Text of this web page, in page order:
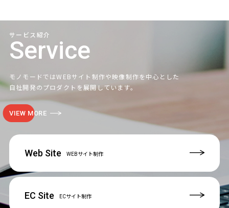
サービス紹介
Service
モノモードではWEBサイト制作や映像制作を中心とした
自社開発のプロダクトを展開しています。
VIEW MORE
Web Site WEBサイト制作
EC Site ECサイト制作